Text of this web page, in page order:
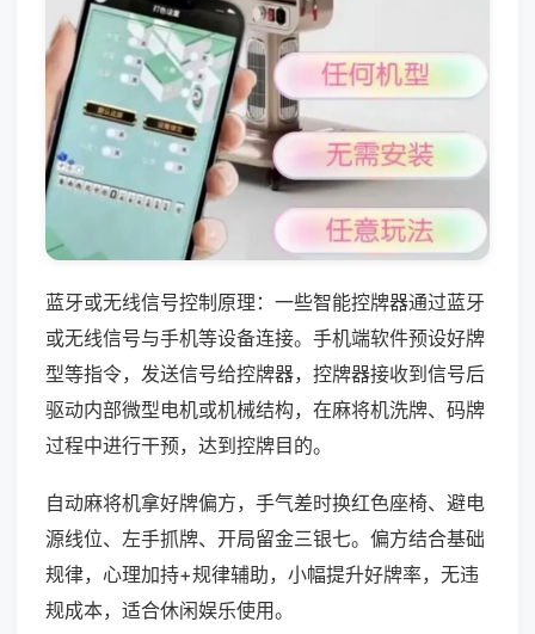
蓝牙或无线信号控制原理：一些智能控牌器通过蓝牙
或无线信号与手机等设备连接。手机端软件预设好牌
型等指令，发送信号给控牌器，控牌器接收到信号后
驱动内部微型电机或机械结构，在麻将机洗牌、码牌
过程中进行干预，达到控牌目的。
自动麻将机拿好牌偏方，手气差时换红色座椅、避电
源线位、左手抓牌、开局留金三银七。偏方结合基础
规律，心理加持+规律辅助，小幅提升好牌率，无违
规成本，适合休闲娱乐使用。